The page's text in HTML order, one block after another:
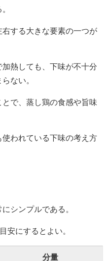
する大きな要素の一つが
熱しても、下味が不十分
ない。
で、蒸し鶏の食感や旨味
われている下味の考え方
シンプルである。
安にするとよい。
分量